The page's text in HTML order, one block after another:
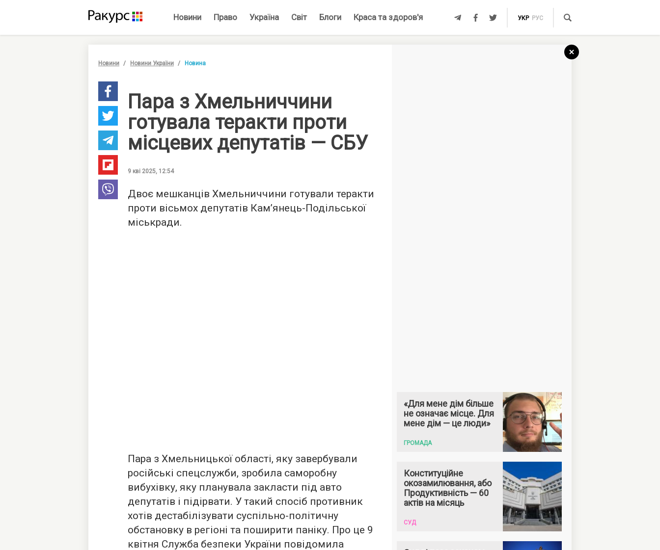
Новини Право Україна Світ Блоги Краса та здоров'я УКР РУС
Новини Новини України Новина
Пара з Хмельниччини
готувала теракти проти
місцевих депутатів — СБУ
9 кві 2025, 12:54
Двоє мешканців Хмельниччини готували теракти
проти вісьмох депутатів Кам’янець-Подільської
міськради.
Пара з Хмельницької області, яку завербували
російські спецслужби, зробила саморобну
вибухівку, яку планувала закласти під авто
депутатів і підірвати. У такий спосіб противник
хотів дестабілізувати суспільно-політичну
обстановку в регіоні та поширити паніку. Про це 9
квітня Служба безпеки України повідомила
«Для мене дім більше
не означає місце. Для
мене дім — це люди»
ГРОМАДА
Конституційне
окозамилювання, або
Продуктивність — 60
актів на місяць
СУД